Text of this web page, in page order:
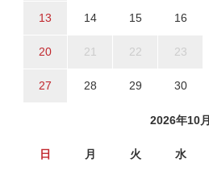
13 14 15 16
20 21 22 23
27 28 29 30
2026年10月
日 月 火 水